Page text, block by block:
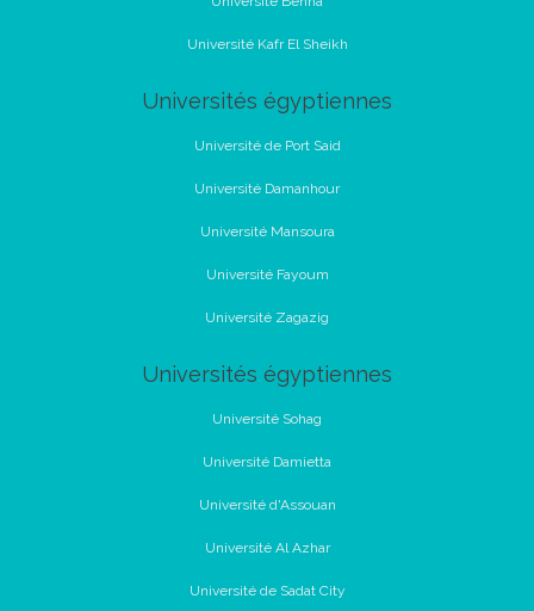
Université Kafr El Sheikh
Universités égyptiennes
Université de Port Said
Université Damanhour
Université Mansoura
Université Fayoum
Université Zagazig
Universités égyptiennes
Université Sohag
Université Damietta
Université d'Assouan
Université Al Azhar
Université de Sadat City